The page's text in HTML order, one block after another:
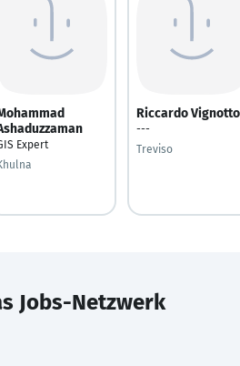
Expert
Riccardo Vignotto
---
Treviso
Jobs-Netzwerk